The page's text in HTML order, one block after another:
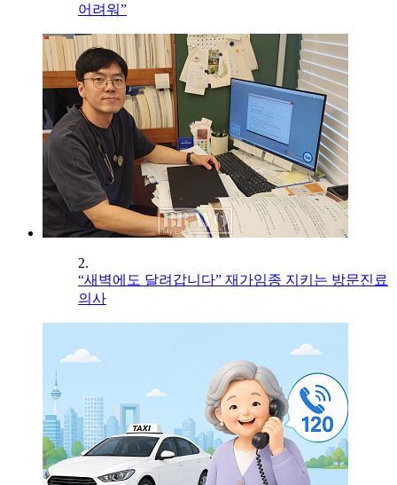
어려워”
2.
“새벽에도 달려갑니다” 재가임종 지키는 방문진료
의사